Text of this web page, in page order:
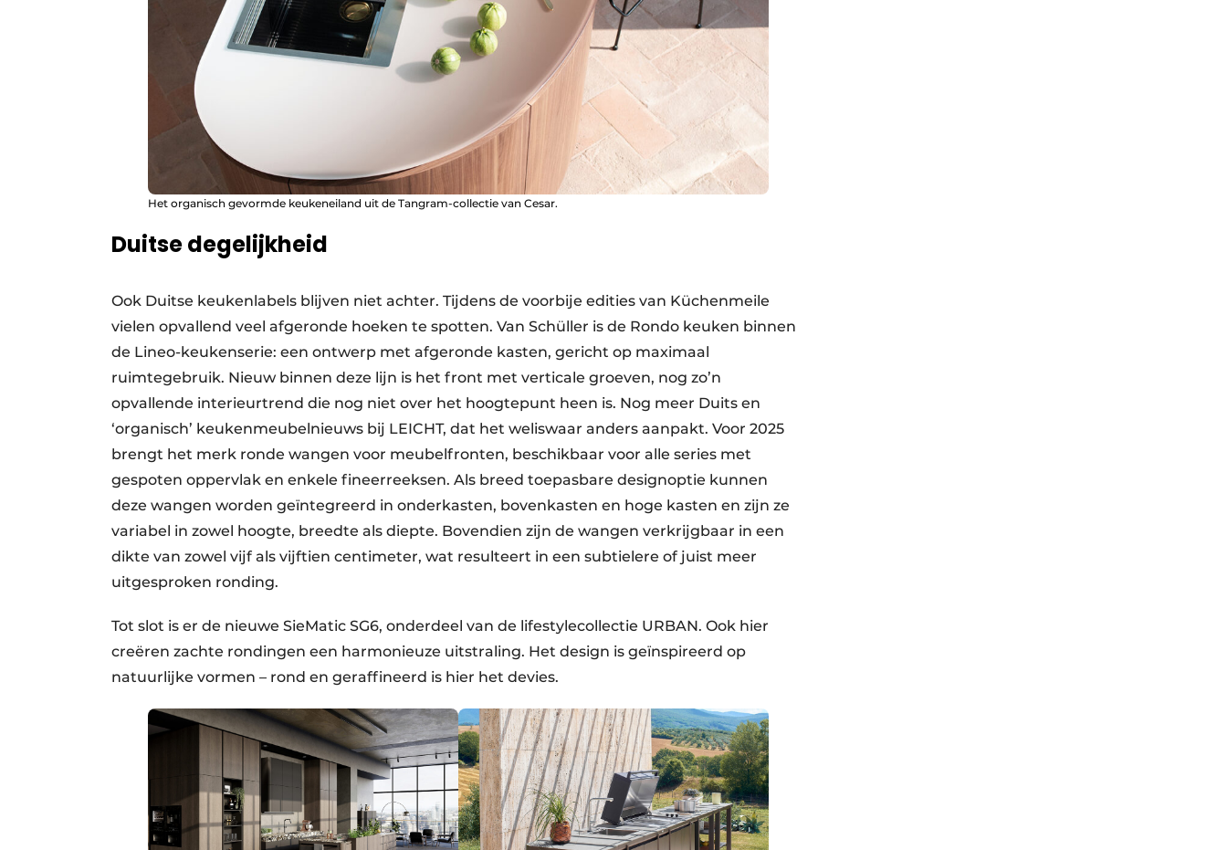
Het organisch gevormde keukeneiland uit de Tangram-collectie van Cesar.
Duitse degelijkheid
Ook Duitse keukenlabels blijven niet achter. Tijdens de voorbije edities van Küchenmeile
vielen opvallend veel afgeronde hoeken te spotten. Van Schüller is de Rondo keuken binnen
de Lineo-keukenserie: een ontwerp met afgeronde kasten, gericht op maximaal
ruimtegebruik. Nieuw binnen deze lijn is het front met verticale groeven, nog zo’n
opvallende interieurtrend die nog niet over het hoogtepunt heen is. Nog meer Duits en
‘organisch’ keukenmeubelnieuws bij LEICHT, dat het weliswaar anders aanpakt. Voor 2025
brengt het merk ronde wangen voor meubelfronten, beschikbaar voor alle series met
gespoten oppervlak en enkele fineerreeksen. Als breed toepasbare designoptie kunnen
deze wangen worden geïntegreerd in onderkasten, bovenkasten en hoge kasten en zijn ze
variabel in zowel hoogte, breedte als diepte. Bovendien zijn de wangen verkrijgbaar in een
dikte van zowel vijf als vijftien centimeter, wat resulteert in een subtielere of juist meer
uitgesproken ronding.
Tot slot is er de nieuwe SieMatic SG6, onderdeel van de lifestylecollectie URBAN. Ook hier
creëren zachte rondingen een harmonieuze uitstraling. Het design is geïnspireerd op
natuurlijke vormen – rond en geraffineerd is hier het devies.